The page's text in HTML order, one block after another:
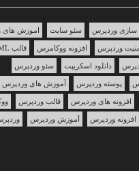
سازی وردپرس سئو سایت اموزش های
وردپرس افزونه ووکامرس قالب HTML
دانلود اسکریپت سئو وردپرس
پوسته وردپرس آموزش های وردپرس
افزونه های وردپرس قالب وردپرس
افزونه وردپرس آموزش وردپرس